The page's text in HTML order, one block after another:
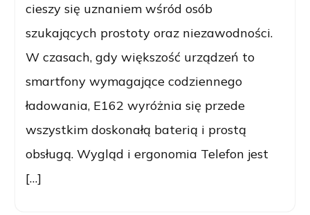
cieszy się uznaniem wśród osób
szukających prostoty oraz niezawodności.
W czasach, gdy większość urządzeń to
smartfony wymagające codziennego
ładowania, E162 wyróżnia się przede
wszystkim doskonałą baterią i prostą
obsługą. Wygląd i ergonomia Telefon jest
[…]